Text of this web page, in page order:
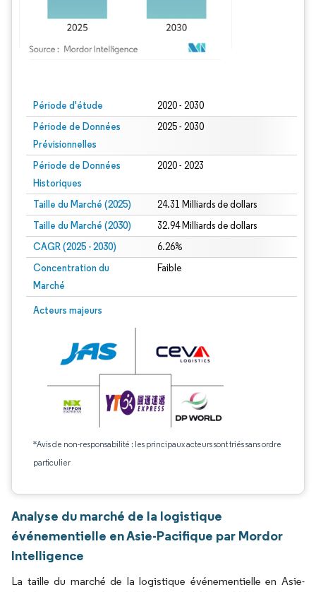
Période d'étude 2020 - 2030
Période de Données
Prévisionnelles
2025 - 2030
Période de Données
Historiques
2020 - 2023
Taille du Marché (2025) 24.31 Milliards de dollars
Taille du Marché (2030) 32.94 Milliards de dollars
CAGR (2025 - 2030) 6.26%
Concentration du
Marché
Faible
Acteurs majeurs
*Avis de non-responsabilité : les principaux acteurs sont triés sans ordre
particulier
Analyse du marché de la logistique
événementielle en Asie-Pacifique par Mordor
Intelligence
La taille du marché de la logistique événementielle en Asie-